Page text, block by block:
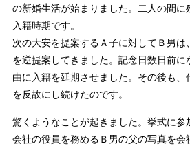
の新婚生活が始まりました。二人の間に
入籍時期です。
次の大安を提案するＡ子に対してＢ男は
を逆提案してきました。記念日数日前に
由に入籍を延期させました。その後も
を反故にし続けたのです。
驚くようなことが起きました。挙式に
会社の役員を務めるＢ男の父の写真を会